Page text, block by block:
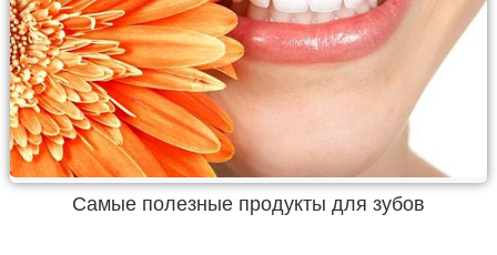
Самые полезные продукты для зубов